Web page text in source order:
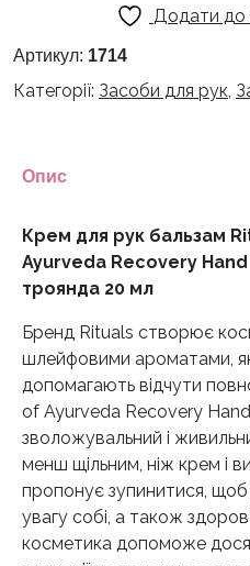
Додати до
Артикул: 1714
Категорії: Засоби для рук,
Опис
Крем для рук бальзам
Ayurveda Recovery Hand
троянда 20 мл
Бренд Rituals створює
шлейфовими ароматами,
допомагають відчути
of Ayurveda Recovery
зволожувальний і
менш щільним, ніж крем і
пропонує зупинитися, щоб
увагу собі, а також
косметика допоможе